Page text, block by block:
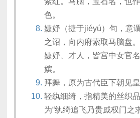
色。
婕妤（捷于jiéyú）句，意
之诏，向内府索取马脑盘
婕妤、才人，皆宫中女官
嫔。
拜舞，原为古代臣下朝见皇
轻纨细绮，指精美的丝织
为“纨绮追飞乃贵戚权门之